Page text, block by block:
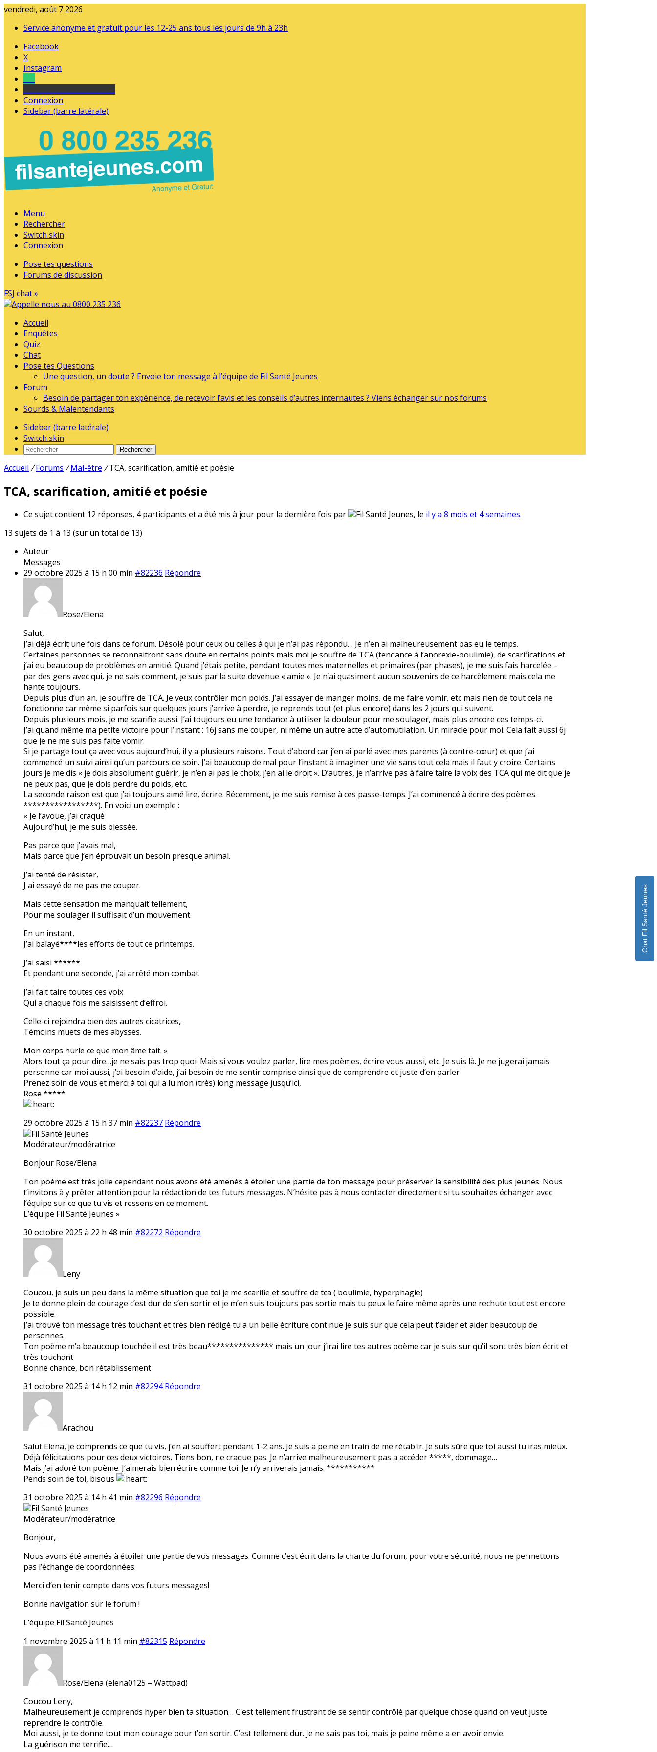
vendredi, août 7 2026
Service anonyme et gratuit pour les 12-25 ans tous les jours de 9h à 23h
Facebook
X
Instagram
Connexion
Sidebar (barre latérale)
Menu
Rechercher
Switch skin
Connexion
Pose tes questions
Forums de discussion
FSJ chat »
Accueil
Enquêtes
Quiz
Chat
Pose tes Questions
Une question, un doute ? Envoie ton message à l’équipe de Fil Santé Jeunes
Forum
Besoin de partager ton expérience, de recevoir l’avis et les conseils d’autres internautes ? Viens échanger sur nos forums
Sourds & Malentendants
Sidebar (barre latérale)
Switch skin
Rechercher
Accueil / Forums / Mal-être / TCA, scarification, amitié et poésie
TCA, scarification, amitié et poésie
Ce sujet contient 12 réponses, 4 participants et a été mis à jour pour la dernière fois par Fil Santé Jeunes, le il y a 8 mois et 4 semaines.
13 sujets de 1 à 13 (sur un total de 13)
Auteur
Messages
29 octobre 2025 à 15 h 00 min #82236 Répondre
Rose/Elena
Salut,
J’ai déjà écrit une fois dans ce forum. Désolé pour ceux ou celles à qui je n’ai pas répondu… Je n’en ai malheureusement pas eu le temps.
Certaines personnes se reconnaitront sans doute en certains points mais moi je souffre de TCA (tendance à l’anorexie-boulimie), de scarifications et
j’ai eu beaucoup de problèmes en amitié. Quand j’étais petite, pendant toutes mes maternelles et primaires (par phases), je me suis fais harcelée –
par des gens avec qui, je ne sais comment, je suis par la suite devenue « amie ». Je n’ai quasiment aucun souvenirs de ce harcèlement mais cela me
hante toujours.
Depuis plus d’un an, je souffre de TCA. Je veux contrôler mon poids. J’ai essayer de manger moins, de me faire vomir, etc mais rien de tout cela ne
fonctionne car même si parfois sur quelques jours j’arrive à perdre, je reprends tout (et plus encore) dans les 2 jours qui suivent.
Depuis plusieurs mois, je me scarifie aussi. J’ai toujours eu une tendance à utiliser la douleur pour me soulager, mais plus encore ces temps-ci.
J’ai quand même ma petite victoire pour l’instant : 16j sans me couper, ni même un autre acte d’automutilation. Un miracle pour moi. Cela fait aussi 6j
que je ne me suis pas faite vomir.
Si je partage tout ça avec vous aujourd’hui, il y a plusieurs raisons. Tout d’abord car j’en ai parlé avec mes parents (à contre-cœur) et que j’ai
commencé un suivi ainsi qu’un parcours de soin. J’ai beaucoup de mal pour l’instant à imaginer une vie sans tout cela mais il faut y croire. Certains
jours je me dis « je dois absolument guérir, je n’en ai pas le choix, j’en ai le droit ». D’autres, je n’arrive pas à faire taire la voix des TCA qui me dit que je
ne peux pas, que je dois perdre du poids, etc.
La seconde raison est que j’ai toujours aimé lire, écrire. Récemment, je me suis remise à ces passe-temps. J’ai commencé à écrire des poèmes.
*****************). En voici un exemple :
« Je l’avoue, j’ai craqué
Aujourd’hui, je me suis blessée.
Pas parce que j’avais mal,
Mais parce que j’en éprouvait un besoin presque animal.
J’ai tenté de résister,
J ai essayé de ne pas me couper.
Mais cette sensation me manquait tellement,
Pour me soulager il suffisait d’un mouvement.
En un instant,
J’ai balayé****les efforts de tout ce printemps.
J’ai saisi ******
Et pendant une seconde, j’ai arrêté mon combat.
J’ai fait taire toutes ces voix
Qui a chaque fois me saisissent d’effroi.
Celle-ci rejoindra bien des autres cicatrices,
Témoins muets de mes abysses.
Mon corps hurle ce que mon âme tait. »
Alors tout ça pour dire…je ne sais pas trop quoi. Mais si vous voulez parler, lire mes poèmes, écrire vous aussi, etc. Je suis là. Je ne jugerai jamais
personne car moi aussi, j’ai besoin d’aide, j’ai besoin de me sentir comprise ainsi que de comprendre et juste d’en parler.
Prenez soin de vous et merci à toi qui a lu mon (très) long message jusqu’ici,
Rose *****
29 octobre 2025 à 15 h 37 min #82237 Répondre
Fil Santé Jeunes
Modérateur/modératrice
Bonjour Rose/Elena
Ton poème est très jolie cependant nous avons été amenés à étoiler une partie de ton message pour préserver la sensibilité des plus jeunes. Nous
t‘invitons à y prêter attention pour la rédaction de tes futurs messages. N’hésite pas à nous contacter directement si tu souhaites échanger avec
l’équipe sur ce que tu vis et ressens en ce moment.
L’équipe Fil Santé Jeunes »
30 octobre 2025 à 22 h 48 min #82272 Répondre
Leny
Coucou, je suis un peu dans la même situation que toi je me scarifie et souffre de tca ( boulimie, hyperphagie)
Je te donne plein de courage c’est dur de s’en sortir et je m’en suis toujours pas sortie mais tu peux le faire même après une rechute tout est encore
possible.
J’ai trouvé ton message très touchant et très bien rédigé tu a un belle écriture continue je suis sur que cela peut t’aider et aider beaucoup de
personnes.
Ton poème m’a beaucoup touchée il est très beau*************** mais un jour j’irai lire tes autres poème car je suis sur qu’il sont très bien écrit et
très touchant
Bonne chance, bon rétablissement
31 octobre 2025 à 14 h 12 min #82294 Répondre
Arachou
Salut Elena, je comprends ce que tu vis, j’en ai souffert pendant 1-2 ans. Je suis a peine en train de me rétablir. Je suis sûre que toi aussi tu iras mieux.
Déjà félicitations pour ces deux victoires. Tiens bon, ne craque pas. Je n’arrive malheureusement pas a accéder *****, dommage…
Mais j’ai adoré ton poème. J’aimerais bien écrire comme toi. Je n’y arriverais jamais. ***********
Pends soin de toi, bisous
31 octobre 2025 à 14 h 41 min #82296 Répondre
Fil Santé Jeunes
Modérateur/modératrice
Bonjour,
Nous avons été amenés à étoiler une partie de vos messages. Comme c’est écrit dans la charte du forum, pour votre sécurité, nous ne permettons
pas l’échange de coordonnées.
Merci d’en tenir compte dans vos futurs messages!
Bonne navigation sur le forum !
L’équipe Fil Santé Jeunes
1 novembre 2025 à 11 h 11 min #82315 Répondre
Rose/Elena (elena0125 – Wattpad)
Coucou Leny,
Malheureusement je comprends hyper bien ta situation… C’est tellement frustrant de se sentir contrôlé par quelque chose quand on veut juste
reprendre le contrôle.
Moi aussi, je te donne tout mon courage pour t’en sortir. C’est tellement dur. Je ne sais pas toi, mais je peine même a en avoir envie.
La guérison me terrifie…
Chat Fil Santé Jeunes